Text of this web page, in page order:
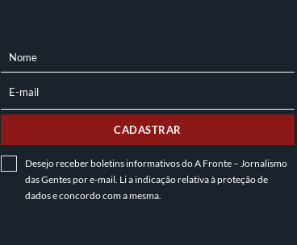
NOME
Nome
MAIL
E-mail
CADASTRAR
Desejo receber boletins informativos do A Fronte – Jornalismo
das Gentes por e-mail. Li a indicação relativa àproteção de
dadose concordo com a mesma.